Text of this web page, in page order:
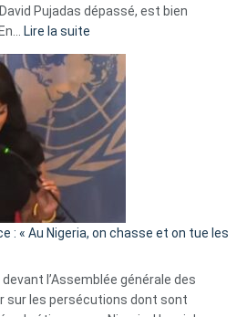
»
Pujadas dépassé, est bien
Lire la suite
Erik
Tegnér
exulte
:
« Zemmour
a
tout
parle
ses
tripes »
: « Au Nigeria, on chasse et on tue les
l’Assemblée générale des
sur les persécutions dont sont